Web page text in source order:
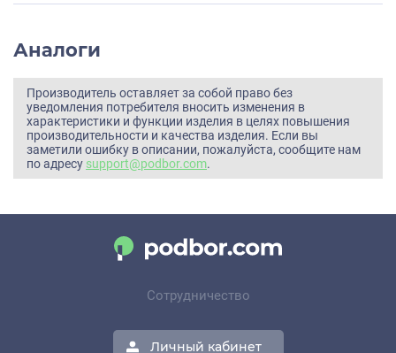
Аналоги
Производитель оставляет за собой право без
уведомления потребителя вносить изменения в
характеристики и функции изделия в целях повышения
производительности и качества изделия. Если вы
заметили ошибку в описании, пожалуйста, сообщите нам
по адресу support@podbor.com.
Сотрудничество
Личный кабинет